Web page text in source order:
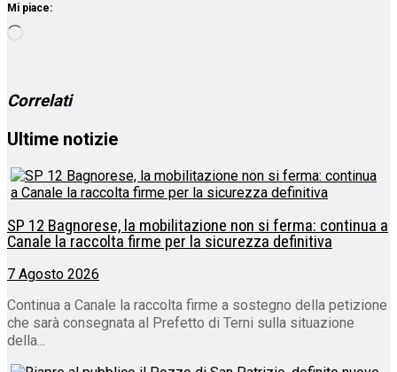
Mi piace:
Correlati
Ultime notizie
SP 12 Bagnorese, la mobilitazione non si ferma: continua a
Canale la raccolta firme per la sicurezza definitiva
7 Agosto 2026
Continua a Canale la raccolta firme a sostegno della petizione
che sarà consegnata al Prefetto di Terni sulla situazione
della...